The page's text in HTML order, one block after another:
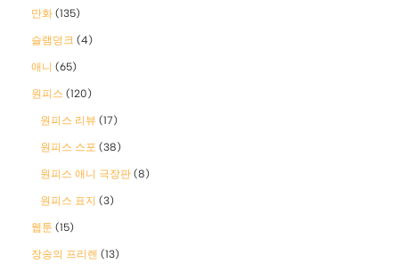
만화 (135)
슬램덩크 (4)
애니 (65)
원피스 (120)
원피스 리뷰 (17)
원피스 스포 (38)
원피스 애니 극장판 (8)
원피스 표지 (3)
웹툰 (15)
장송의 프리렌 (13)